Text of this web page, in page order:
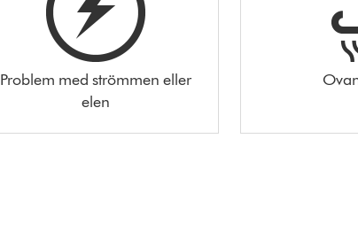
Problem med strömmen eller
elen